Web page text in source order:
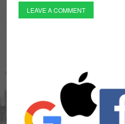
LEAVE A COMMENT